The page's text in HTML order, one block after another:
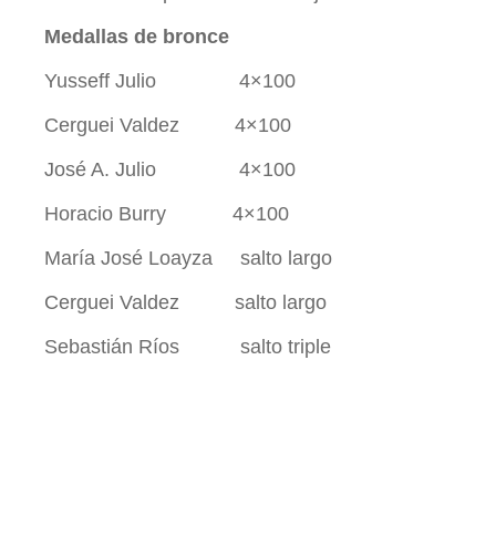
Medallas de bronce
Yusseff Julio 4×100
Cerguei Valdez 4×100
José A. Julio 4×100
Horacio Burry 4×100
María José Loayza salto largo
Cerguei Valdez salto largo
Sebastián Ríos salto triple